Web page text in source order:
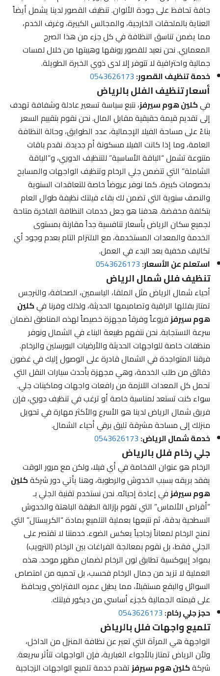
جافة تحافظ على جودة الألوان. تنظيف القصور لدينا يشمل أيضاً
العناية بالملحقات الخارجية، والمجالس الكبيرة، وغرف الخدم،
مما يضمن تناسق النظافة في كل جزء من هذا الصرح
المعماري. نحن نعيد للقصور رونقها وهيبتها من خلال لمسات
جمالية واحترافية لا تتوفر إلا لدى ذوي الخبرة الطويلة.
خدمة تنظيف القصور:0543626173
أسعار تنظيف الفلل بالرياض
فيكلين هوم سيرفز، نتبع سياسة تسعير عادلة وشفافة تهدف
إلى تقديم قيمة حقيقية مقابل المال. نحن نقوم بتقييم السعر
بناءً على مساحة الفيلا الإجمالية، عدد الطوابق، وحالة النظافة
العامة، وما إذا كانت الفيلا مسكونة أم جديدة. نقدم باقات
متنوعة تشمل “الباقة الأساسية” للتنظيف الدوري، و”الباقة
الشاملة” التي تتضمن جلي الرخام وتنظيف الواجهات والمسابح
بخصومات كبيرة. كما نوفر عروضاً خاصة للتعاقدات السنوية
والنصف سنوية التي تضمن لك بقاء فيلتك نظيفة طوال العام
بتكلفة مخفضة. هدفنا هو جعل خدمات النظافة الفاخرة متاحة
لجميع سكان الرياض بأسعار تنافسية جداً مقارنة بمستوى
الخدمة والمعدات المستخدمة، مع الالتزام التام بعدم وجود أي
تكاليف مخفية بعد البدء في العمل.
استعلم عن الأسعار:0543626173
تنظيف فلل شمال الرياض
أحياء شمال الرياض مثل الملقا، الياسمين، الصحافة، والنرجس
تمتاز بفللها الراقية وتصاميمها الحديثة، ولذلك وفرنا فيكلين
هوم سيرفزفروعاً وفرقاً مجهزة خصيصاً لهذه المناطق لضمان
سرعة الاستجابة. نحن نتفهم طبيعة البناء في الشمال ونوفر
منظفات خاصة للواجهات الحديثة والأرضيات البورسلين والرخام.
فرقنا المتواجدة في الشمال قادرة على الوصول إليك في غضون
دقائق من طلب الخدمة، وهي مجهزة بأحدث سيارات النقل التي
تحمل كل المعدات اللازمة من رافعات واجهات وماكينات جلي.
سواء كنت تستعد لمناسبة خاصة أو ترغب في تنظيف دوري، فإن
فريق شمال الرياض لدينا هو الأسرع والأكثر مهارة في تحويل
منزلك إلى مساحة مشرقة تليق برقي أحياء الشمال.
خدمة شمال الرياض:0543626173
جلي رخام فلل بالرياض
الرخام هو عنوان الفخامة في أي فيلا، ولكن مع مرور الوقت
يفقد بريقه بسبب الخدوش والرطوبة، وهنا يأتي دور شركةكلين
هوم سيرفزفي إعادة إحيائه. نحن نستخدم تقنية الجلي بـ
“أقراص الألماس” التي تقوم بإزالة الطبقة الباهتة والخدوش
السطحية بدقة، ثم نتبعها بعملية التلميع بمادة “الكريستال” التي
تمنح الرخام لمعاناً زجاجياً يعكس الضوء. خدمتنا لا تقتصر على
الجلي فقط، بل نقوم بمعالجة الفراغات بين الرخام (الترويب)
بمواد إيبوكسية تطابق لون الرخام لضمان مظهر موحد. هذه
العملية لا تزيد من جمال الرخام فحسب، بل تحميه من امتصاص
السوائل والبقع مستقبلاً، مما يطيل عمره الافتراضي ويحافظ
على قيمته الجمالية كجزء أساسي من ديكور فيلتك.
حجز جلي رخام: 0543626173
تلميع واجهات فلل بالرياض
الواجهة هي المرآة التي تعبر عن نظافة المنزل من الداخل،
ولأن الرياض تمتاز بالأجواء الغبارية، فإن الواجهات تتأثر سريعة.
شركةكلين هوم سيرفزتقدم خدمة تلميع الواجهات الزجاجية